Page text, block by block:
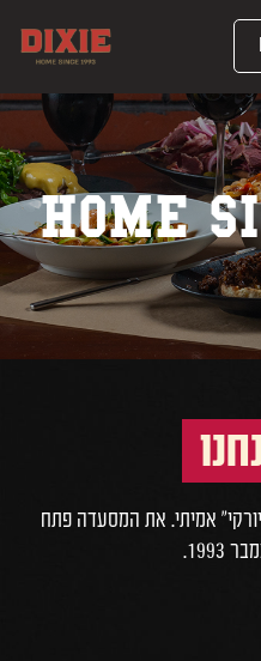
HOME
אמיתי. את המסעדה פתח